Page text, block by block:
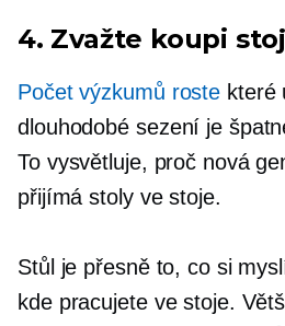
4. Zvažte koupi
Počet výzkumů roste které
dlouhodobé sezení je
To vysvětluje, proč nová
přijímá stoly ve stoje.
Stůl je přesně to, co si
kde pracujete ve stoje.